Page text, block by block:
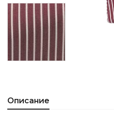
Описание